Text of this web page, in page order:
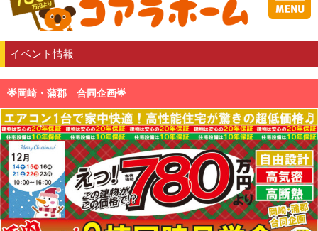
イベント情報
🌟岡崎・蒲郡 合同企画🌟